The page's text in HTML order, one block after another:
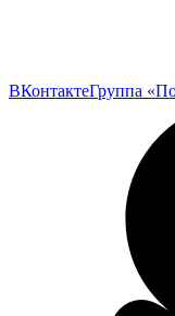
ВКонтактеГруппа